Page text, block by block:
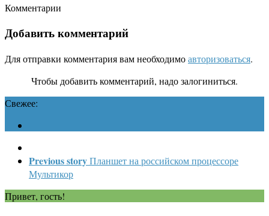
Комментарии
Добавить комментарий
Для отправки комментария вам необходимоавторизоваться.
Чтобы добавить комментарий, надо залогиниться.
Свежее:
Previous storyПланшет на российском процессоре
Мультикор
Привет, гость!